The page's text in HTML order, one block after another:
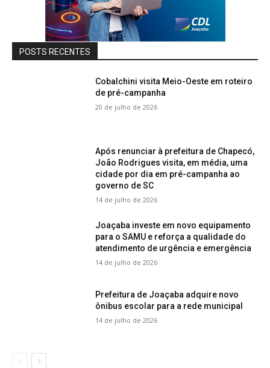
POSTS RECENTES
Cobalchini visita Meio-Oeste em roteiro
de pré-campanha
20 de julho de 2026
Após renunciar à prefeitura de Chapecó,
João Rodrigues visita, em média, uma
cidade por dia em pré-campanha ao
governo de SC
14 de julho de 2026
Joaçaba investe em novo equipamento
para o SAMU e reforça a qualidade do
atendimento de urgência e emergência
14 de julho de 2026
Prefeitura de Joaçaba adquire novo
ônibus escolar para a rede municipal
14 de julho de 2026